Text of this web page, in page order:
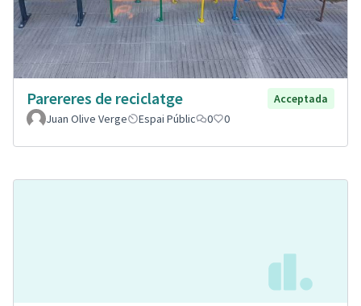
Parereres de reciclatge
Acceptada
Juan Olive Verge
Espai Públic 0 0